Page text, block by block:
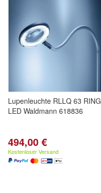
Lupenleuchte RLLQ 63 RING
LED Waldmann 618836
494,00 €
Kostenloser Versand